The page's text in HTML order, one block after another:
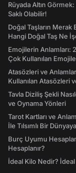
Rüyada Altın
Saklı Olabilir!
Doğal Taşların Merak
Hangi Doğal Taş Ne
Emojilerin Anlamları:
Çok Kullanılan
Atasözleri ve
Kullanılan Atasözleri
Tavla Diziliş Şekli
ve Oynama Yönleri
Tarot Kartları ve
İle Tılsımlı Bir
Burç Uyumu
Hesaplanır?
İdeal Kilo Nedir? İdeal